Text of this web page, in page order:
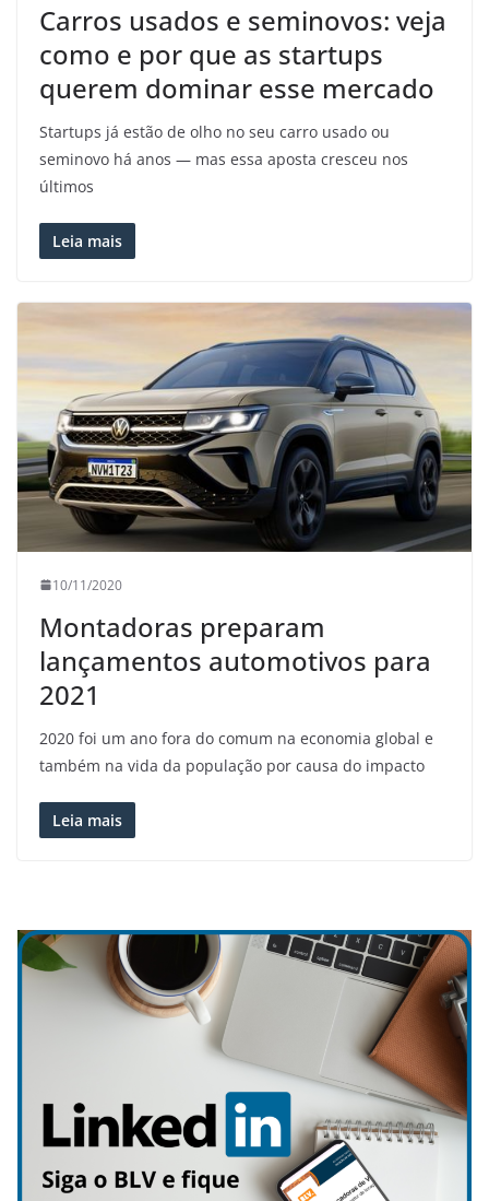
Carros usados e seminovos: veja
como e por que as startups
querem dominar esse mercado
Startups já estão de olho no seu carro usado ou
seminovo há anos — mas essa aposta cresceu nos
últimos
Leia mais
10/11/2020
Montadoras preparam
lançamentos automotivos para
2021
2020 foi um ano fora do comum na economia global e
também na vida da população por causa do impacto
Leia mais